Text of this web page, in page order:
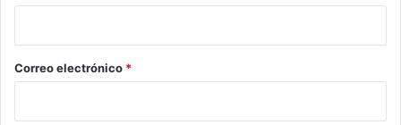
*
Correo electrónico *